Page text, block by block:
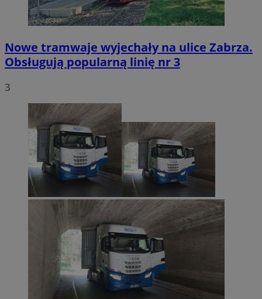
Nowe tramwaje wyjechały na ulice Zabrza.
Obsługują popularną linię nr 3
3